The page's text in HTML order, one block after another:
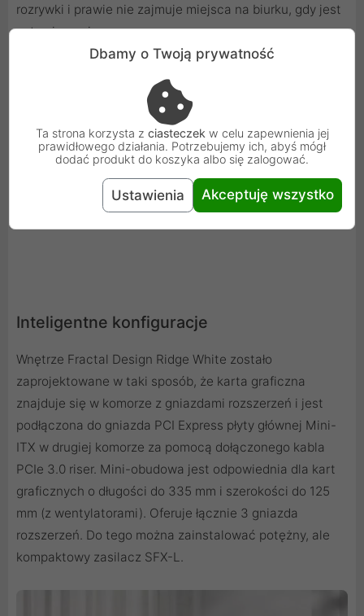
rozrywki i prawie nie zajmuje miejsca na biurku, gdy jest
ustawiona pionowo.
Inteligentne konfiguracje
Wnętrze Fractal Design Ridge White zostało
zaprojektowane w taki sposób, że karta graficzna
znajduje się w komorze z gniazdami rozszerzeń i jest
podłączona do gniazda PCI Express płyty głównej Mini-
ITX w drugiej komorze za pomocą dołączonego kabla
PCIe 3.0 riser. Mini-obudowa jest odpowiednia dla kart
graficznych o długości do 335 mm i szerokości do 125
mm (z wentylatorami). Oferuje łącznie 3 gniazda
rozszerzeń. Do tego można zainstalować potężny, ale
kompaktowy zasilacz SFX-L.
Dbamy o Twoją prywatność
Ta strona korzysta z ciasteczek w celu zapewnienia jej
prawidłowego działania. Potrzebujemy ich, abyś mógł
dodać produkt do koszyka albo się zalogować.
Ustawienia Akceptuję wszystko